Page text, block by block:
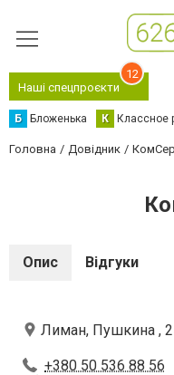
Наші спецпроєкти
12
Б Бложенька К Классное
Головна Довідник
Опис Відгуки
Лиман, Пушкина ,
+380 50 536 88 56